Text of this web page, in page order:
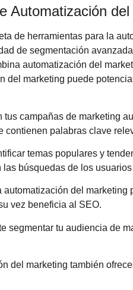
Automatización
de herramientas para la
de segmentación
automatización del
del marketing puede
tus campañas de marketing
palabras clave
temas populares y
búsquedas de los
del
vez beneficia al SEO.
segmentar tu audiencia de
del marketing también